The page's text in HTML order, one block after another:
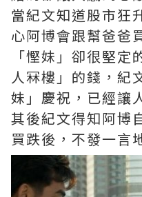
當紀文知道股市狂
心阿博會跟幫爸爸
「慳妹」卻很堅
人冧樓」的錢，紀
妹」慶祝，已經讓
其後紀文得知阿博
買跌後，不發一言